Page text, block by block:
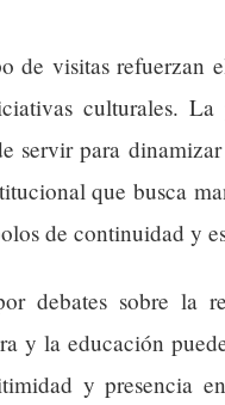
de visitas refuerzan
culturales. La
servir para
que busca
de continuidad y
debates sobre la
y la educación
y presencia